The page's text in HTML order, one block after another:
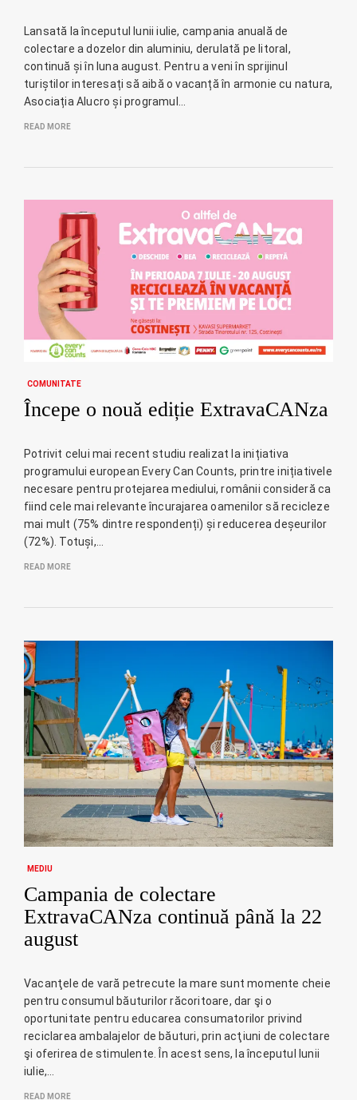
Lansată la începutul lunii iulie, campania anuală de
colectare a dozelor din aluminiu, derulată pe litoral,
continuă și în luna august. Pentru a veni în sprijinul
turiștilor interesați să aibă o vacanță în armonie cu natura,
Asociația Alucro și programul…
READ MORE
COMUNITATE
Începe o nouă ediție ExtravaCANza
Potrivit celui mai recent studiu realizat la inițiativa
programului european Every Can Counts, printre inițiativele
necesare pentru protejarea mediului, românii consideră ca
fiind cele mai relevante încurajarea oamenilor să recicleze
mai mult (75% dintre respondenți) și reducerea deșeurilor
(72%). Totuși,…
READ MORE
MEDIU
Campania de colectare
ExtravaCANza continuă până la 22
august
Vacanţele de vară petrecute la mare sunt momente cheie
pentru consumul băuturilor răcoritoare, dar şi o
oportunitate pentru educarea consumatorilor privind
reciclarea ambalajelor de băuturi, prin acţiuni de colectare
şi oferirea de stimulente. În acest sens, la începutul lunii
iulie,…
READ MORE